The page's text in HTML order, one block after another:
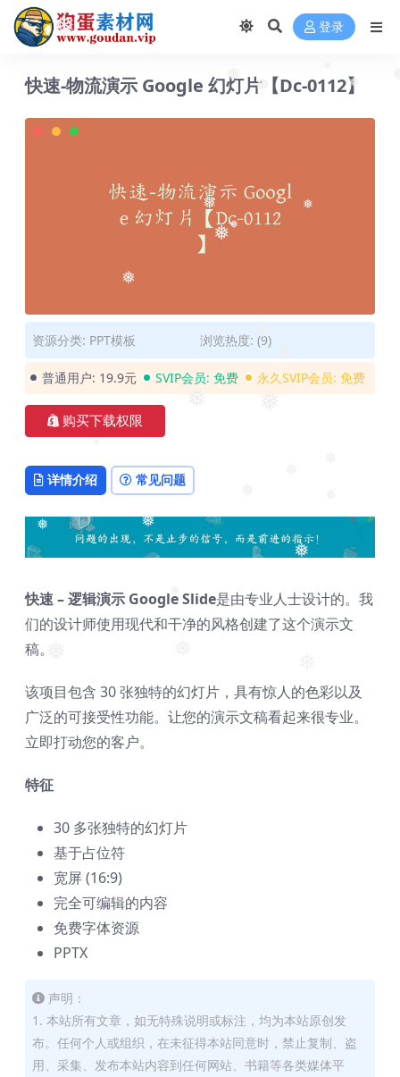
❅ ❅
❅
❅
❅
❅
❅
❅
❅
❅
❅
❅
❅
❅
❅ 登录
快速-物流演示 Google 幻灯片【Dc-0112】
资源分类: PPT模板 浏览热度: (9)
普通用户: 19.9元 SVIP会员: 免费 永久SVIP会员: 免费
购买下载权限
详情介绍 常见问题
快速 – 逻辑演示 Google Slide是由专业人士设计的。我
们的设计师使用现代和干净的风格创建了这个演示文
稿。
该项目包含 30 张独特的幻灯片，具有惊人的色彩以及
广泛的可接受性功能。让您的演示文稿看起来很专业。
立即打动您的客户。
特征
30 多张独特的幻灯片
基于占位符
宽屏 (16:9)
完全可编辑的内容
免费字体资源
PPTX
声明：
1. 本站所有文章，如无特殊说明或标注，均为本站原创发
布。任何个人或组织，在未征得本站同意时，禁止复制、盗
用、采集、发布本站内容到任何网站、书籍等各类媒体平